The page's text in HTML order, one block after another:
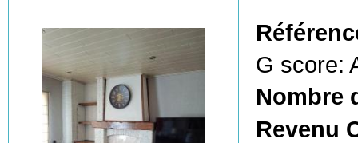
G score:
Nombre
Revenu